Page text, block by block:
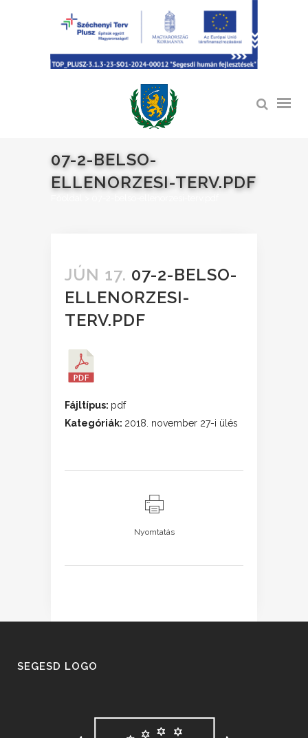
07-2-BELSO-
ELLENORZESI-TERV.PDF
JÚN 17. 07-2-BELSO-
ELLENORZESI-
TERV.PDF
Fájltípus: pdf
Kategóriák: 2018. november 27-i ülés
Nyomtatás
SEGESD LOGO